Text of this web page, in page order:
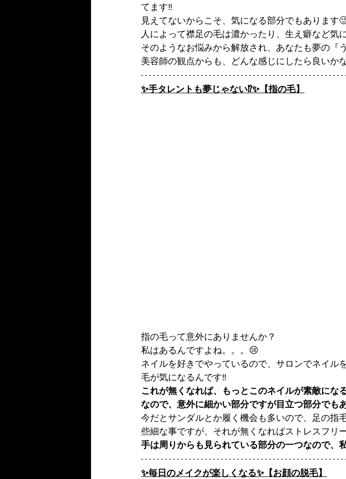
てます‼️
見えてないからこそ、気になる部分でもあります
人によって襟足の毛は濃かったり、生え癖など気
そのようなお悩みから解放され、あなたも夢の『
美容師の観点からも、どんな感じにしたら良いか
✨手タレントも夢じゃない⁉️✨【指の毛】
指の毛って意外にありませんか？
私はあるんですよね。。。😢
ネイルを好きでやっているので、サロンでネイル
毛が気になるんです‼️
これが無くなれば、もっとこのネイルが素敵にな
なので、意外に細かい部分ですが目立つ部分でもあ
今だとサンダルとか履く機会も多いので、足の指
些細な事ですが、それが無くなればストレスフリ
手は周りからも見られている部分の一つなので、
✨毎日のメイクが楽しくなる✨【お顔の脱毛】